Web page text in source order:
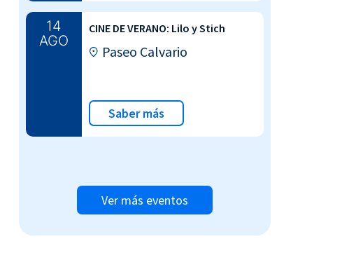
14
AGO
CINE DE VERANO: Lilo y Stich
Paseo Calvario
Saber más
Ver más eventos